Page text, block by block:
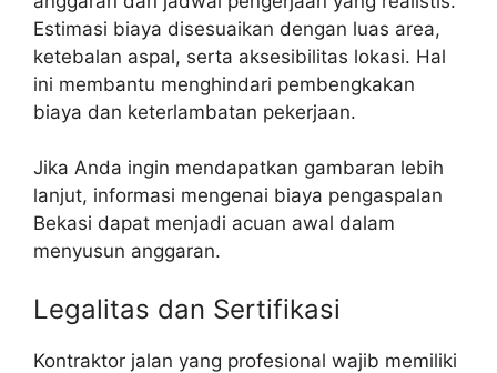
Estimasi biaya disesuaikan dengan luas area,
ketebalan aspal, serta aksesibilitas lokasi. Hal
ini membantu menghindari pembengkakan
biaya dan keterlambatan pekerjaan.
Jika Anda ingin mendapatkan gambaran lebih
lanjut, informasi mengenai biaya pengaspalan
Bekasi dapat menjadi acuan awal dalam
menyusun anggaran.
Legalitas dan Sertifikasi
Kontraktor jalan yang profesional wajib memiliki